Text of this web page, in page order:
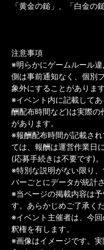
「黄金の鎚」、「白金の
注意事項
※明らかにゲームルール
側は事前通知なく、個別
象外にすることがあります
※イベント内に記載して
酬配布時間など)は実際の
があります。
※報酬配布時間が記載さ
ては、報酬は運営作業日
(応募手続きは不要です)。
※特別な説明がない限り
バーごとにデータが統計
※当ページの掲載内容は
す。あらかじめご了承くだ
※イベント主催者は、今
釈権を有します。
※画像はイメージです。